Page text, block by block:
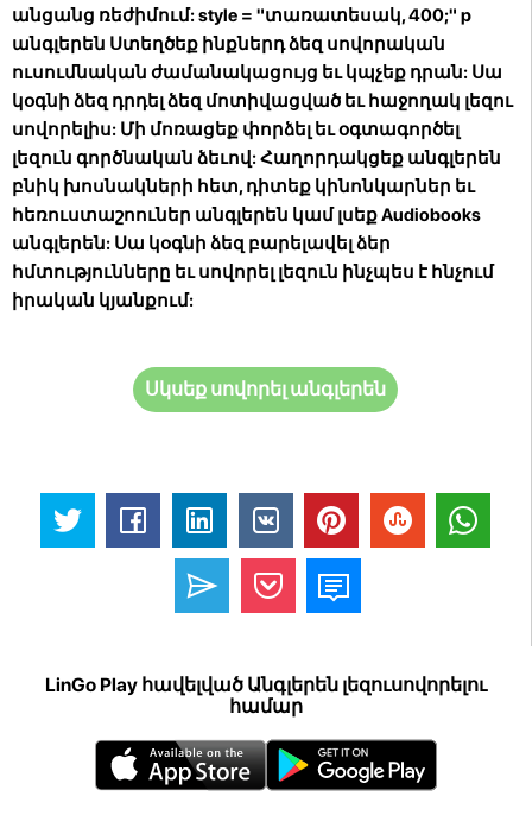
անցանց ռեժիմում:style = "տառատեսակ, 400;" p
անգլերեն Ստեղծեք ինքներդ ձեզ սովորական
ուսումնական ժամանակացույց եւ կպչեք դրան: Սա
կօգնի ձեզ դրդել ձեզ մոտիվացված եւ հաջողակ լեզու
սովորելիս: Մի մոռացեք փորձել եւ օգտագործել
լեզուն գործնական ձեւով: Հաղորդակցեք անգլերեն
բնիկ խոսնակների հետ, դիտեք կինոնկարներ եւ
հեռուստաշոուներ անգլերեն կամ լսեք Audiobooks
անգլերեն: Սա կօգնի ձեզ բարելավել ձեր
հմտությունները եւ սովորել լեզուն ինչպես է հնչում
իրական կյանքում:
Սկսեք սովորել անգլերեն
LinGo Play հավելված Անգլերեն լեզուսովորելու
համար